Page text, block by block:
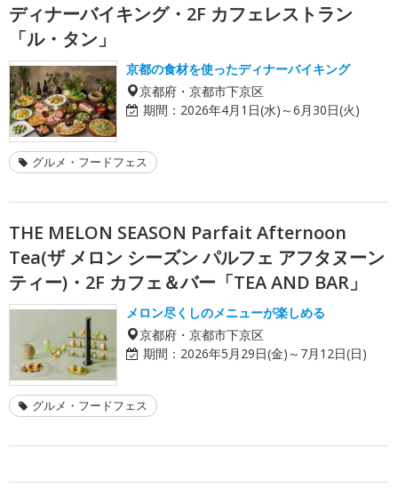
ディナーバイキング・2F カフェレストラン
「ル・タン」
京都の食材を使ったディナーバイキング
京都府・京都市下京区
期間： 2026年4月1日(水)～6月30日(火)
グルメ・フードフェス
THE MELON SEASON Parfait Afternoon
Tea(ザ メロン シーズン パルフェ アフタヌーン
ティー)・2F カフェ＆バー「TEA AND BAR」
メロン尽くしのメニューが楽しめる
京都府・京都市下京区
期間： 2026年5月29日(金)～7月12日(日)
グルメ・フードフェス